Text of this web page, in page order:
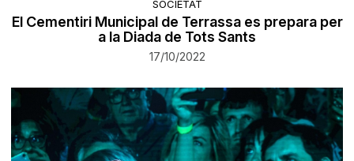
SOCIETAT
El Cementiri Municipal de Terrassa es prepara per
a la Diada de Tots Sants
17/10/2022